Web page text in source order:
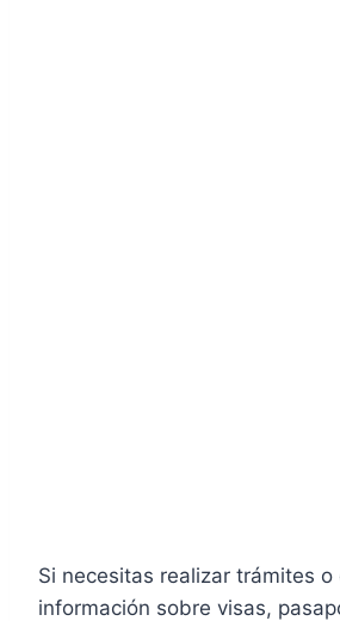
Si necesitas realizar trámites
información sobre visas,